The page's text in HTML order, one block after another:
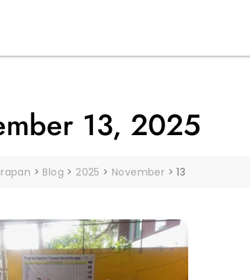
13, 2025
> Blog > 2025 > November >13